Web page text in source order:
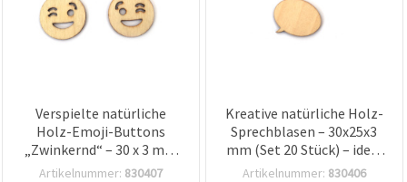
Verspielte natürliche
Holz-Emoji-Buttons
„Zwinkernd“ – 30 x 3 mm
(Set mit 20) – ideal zum
Artikelnummer: 830407
Kreative natürliche Holz-
Sprechblasen – 30x25x3
mm (Set 20 Stück) – ideal
zum Basteln,
Artikelnummer: 830406